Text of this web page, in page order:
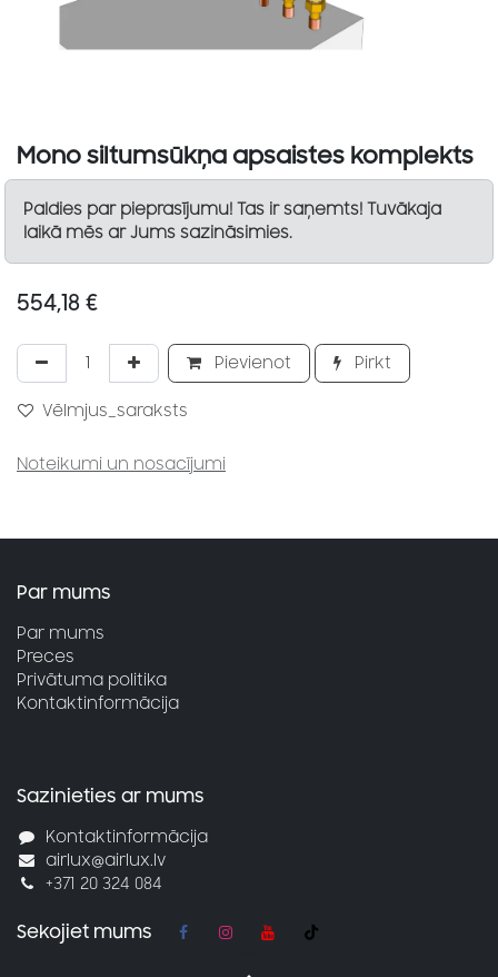
Mono siltumsūkņa apsaistes komplekts
Paldies par pieprasījumu! Tas ir saņemts! Tuvākaja
laikā mēs ar Jums sazināsimies.
554,18 €
Pievienot Pirkt
Vēlmjus_saraksts
Noteikumi un nosacījumi
Par mums
Par mums
Preces
Privātuma politika
Kontaktinformācija
Sazinieties ar mums
Kontaktinformācija
airlux@airlux.lv
+371 20 324 084
Sekojiet mums